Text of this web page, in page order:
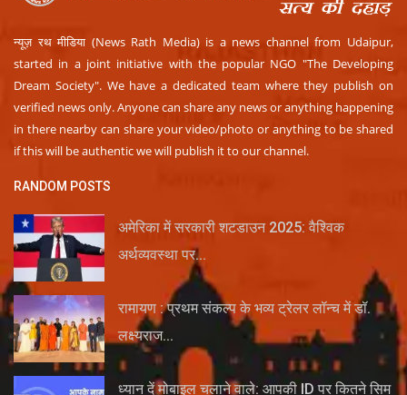
न्यूज़ रथ मीडिया (News Rath Media) is a news channel from Udaipur,
started in a joint initiative with the popular NGO "The Developing
Dream Society". We have a dedicated team where they publish on
verified news only. Anyone can share any news or anything happening
in there nearby can share your video/photo or anything to be shared
if this will be authentic we will publish it to our channel.
RANDOM POSTS
अमेरिका में सरकारी शटडाउन 2025: वैश्विक
अर्थव्यवस्था पर...
रामायण : प्रथम संकल्प के भव्य ट्रेलर लॉन्च में डॉ.
लक्ष्यराज...
ध्यान दें मोबाइल चलाने वाले: आपकी ID पर कितने सिम